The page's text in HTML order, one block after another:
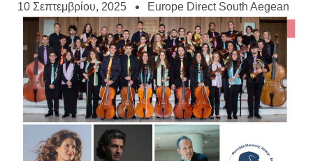
10 Σεπτεμβρίου, 2025
Europe Direct South Aegean